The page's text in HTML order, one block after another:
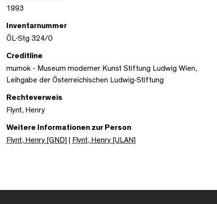
1993
Inventarnummer
ÖL-Stg 324/0
Creditline
mumok - Museum moderner Kunst Stiftung Ludwig Wien,
Leihgabe der Österreichischen Ludwig-Stiftung
Rechteverweis
Flynt, Henry
Weitere Informationen zur Person
Flynt, Henry [GND]
Flynt, Henry [ULAN]